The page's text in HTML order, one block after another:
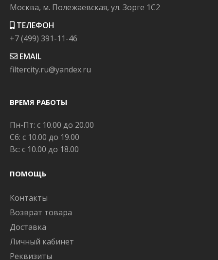
Москва, м. Полежаевская, ул. Зорге 1C2
ТЕЛЕФОН
+7 (499) 391-11-46
EMAIL
filtercity.ru@yandex.ru
ВРЕМЯ РАБОТЫ
Пн-Пт: с 10.00 до 20.00
Сб: с 10.00 до 19.00
Вс: с 10.00 до 18.00
ПОМОЩЬ
Контакты
Возврат товара
Доставка
Личный кабинет
Реквизиты